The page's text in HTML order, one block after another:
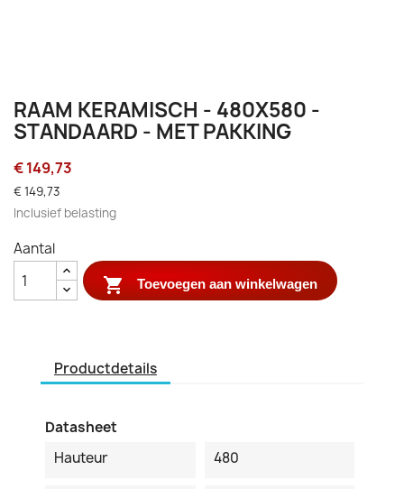
RAAM KERAMISCH - 480X580 -
STANDAARD - MET PAKKING
€ 149,73
€ 149,73
Inclusief belasting
Aantal
 Toevoegen aan winkelwagen
Productdetails
Datasheet
Hauteur
480